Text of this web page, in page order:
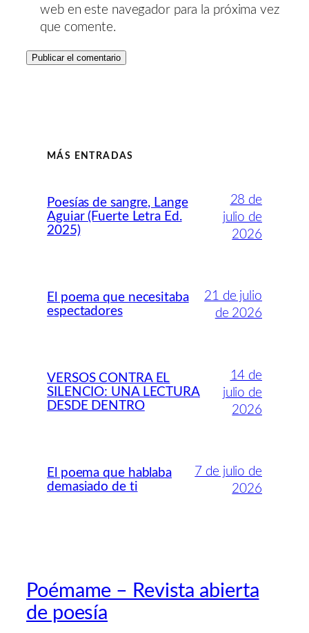
web en este navegador para la próxima vez
que comente.
MÁS ENTRADAS
Poesías de sangre, Lange
Aguiar (Fuerte Letra Ed.
2025)
28 de
julio de
2026
El poema que necesitaba
espectadores
21 de julio
de 2026
VERSOS CONTRA EL
SILENCIO: UNA LECTURA
DESDE DENTRO
14 de
julio de
2026
El poema que hablaba
demasiado de ti
7 de julio de
2026
Poémame – Revista abierta
de poesía